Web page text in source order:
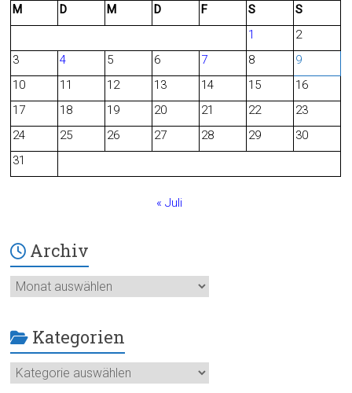
b
o
M
D M D F S
S
1
2
3
4 5 6 7 8
9
10
11 12 13 14 15
16
17
18 19 20 21 22
23
24
25 26 27 28 29
30
31
« Juli
Archiv
Archiv
Kategorien
Kategorien